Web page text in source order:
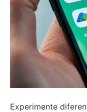
Experimente